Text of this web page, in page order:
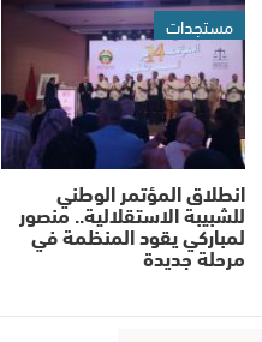
مستجدات
انطلاق المؤتمر الوطني
للشبيبة الاستقلالية.. منصور
لمباركي يقود المنظمة في
مرحلة جديدة